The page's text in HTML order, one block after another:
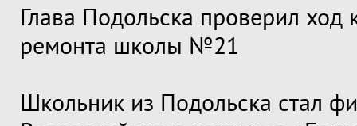
Глава Подольска проверил ход
ремонта школы №21
Школьник из Подольска стал